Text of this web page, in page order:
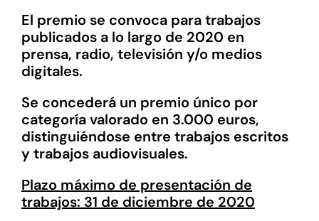
El premio se convoca para trabajos
publicados a lo largo de 2020 en
prensa, radio, televisión y/o medios
digitales.
Se concederá un premio único por
categoría valorado en 3.000 euros,
distinguiéndose entre trabajos escritos
y trabajos audiovisuales.
Plazo máximo de presentación de
trabajos: 31 de diciembre de 2020